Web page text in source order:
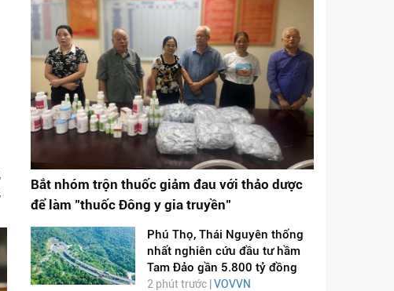
Bắt nhóm trộn thuốc giảm đau với thảo dược
để làm "thuốc Đông y gia truyền"
Phú Thọ, Thái Nguyên thống
nhất nghiên cứu đầu tư hầm
Tam Đảo gần 5.800 tỷ đồng
2 phút trước | VOVVN